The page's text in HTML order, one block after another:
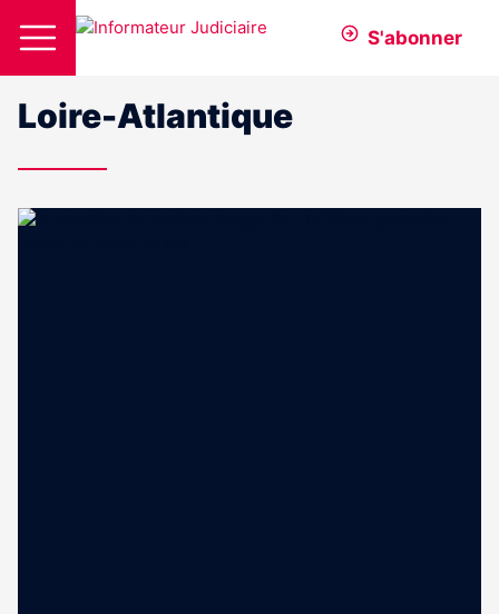
S'abonner
Loire-Atlantique